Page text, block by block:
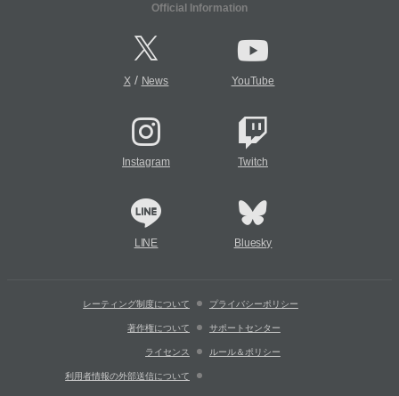
Official Information
X/ News YouTube
Instagram Twitch
LINE Bluesky
レーティング制度について プライバシーポリシー
著作権について サポートセンター
ライセンス ルール＆ポリシー
利用者情報の外部送信について